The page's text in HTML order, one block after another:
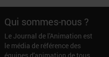
Qui sommes-nous ?
Le Journal de l'Animation est
le média de référence des